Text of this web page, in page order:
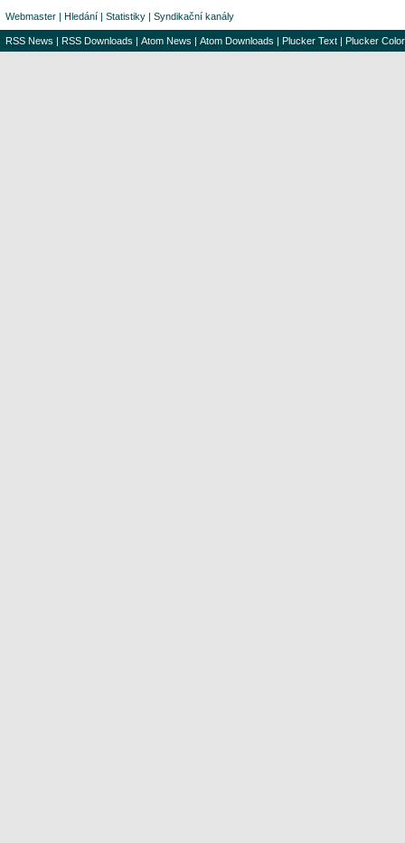
Webmaster | Hledání | Statistiky | Syndikační kanály
RSS News | RSS Downloads | Atom News | Atom Downloads | Plucker Text | Plucker Color